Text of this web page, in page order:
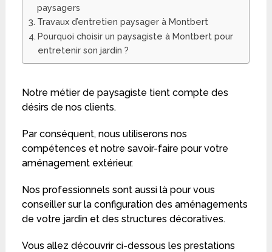
paysagers
Travaux d’entretien paysager à Montbert
Pourquoi choisir un paysagiste à Montbert pour
entretenir son jardin ?
Notre métier de paysagiste tient compte des
désirs de nos clients.
Par conséquent, nous utiliserons nos
compétences et notre savoir-faire pour votre
aménagement extérieur.
Nos professionnels sont aussi là pour vous
conseiller sur la configuration des aménagements
de votre jardin et des structures décoratives.
Vous allez découvrir ci-dessous les prestations